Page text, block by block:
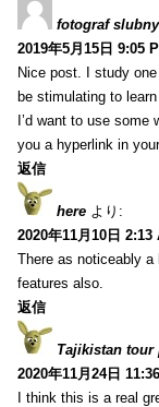
fotograf
2019年5月15日 9:05
Nice post. I study
be stimulating to
I’d want to use some
you a hyperlink in
返信
here より:
2020年11月10日 2:13
There as noticeably
features also.
返信
Tajikistan tour
2020年11月24日
I think this is a real